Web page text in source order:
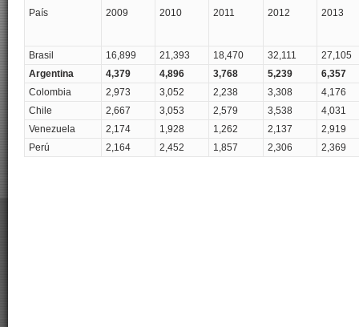
País 2009 2010 2011 2012 2013
Brasil 16,899 21,393 18,470 32,111
27,105
Argentina
4,379 4,896 3,768 5,239
6,357
Colombia
2,973 3,052 2,238 3,308
4,176
Chile
2,667 3,053 2,579 3,538
4,031
Venezuela
2,174 1,928 1,262 2,137
2,919
Perú
2,164 2,452 1,857 2,306 2,369